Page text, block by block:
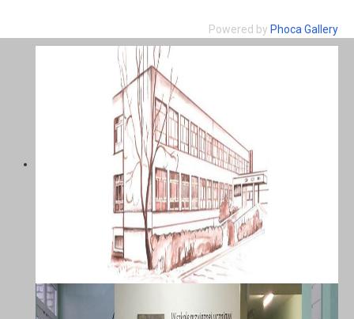
Powered by Phoca Gallery
SZKOŁA PODSTAWOWA NR 58 Z